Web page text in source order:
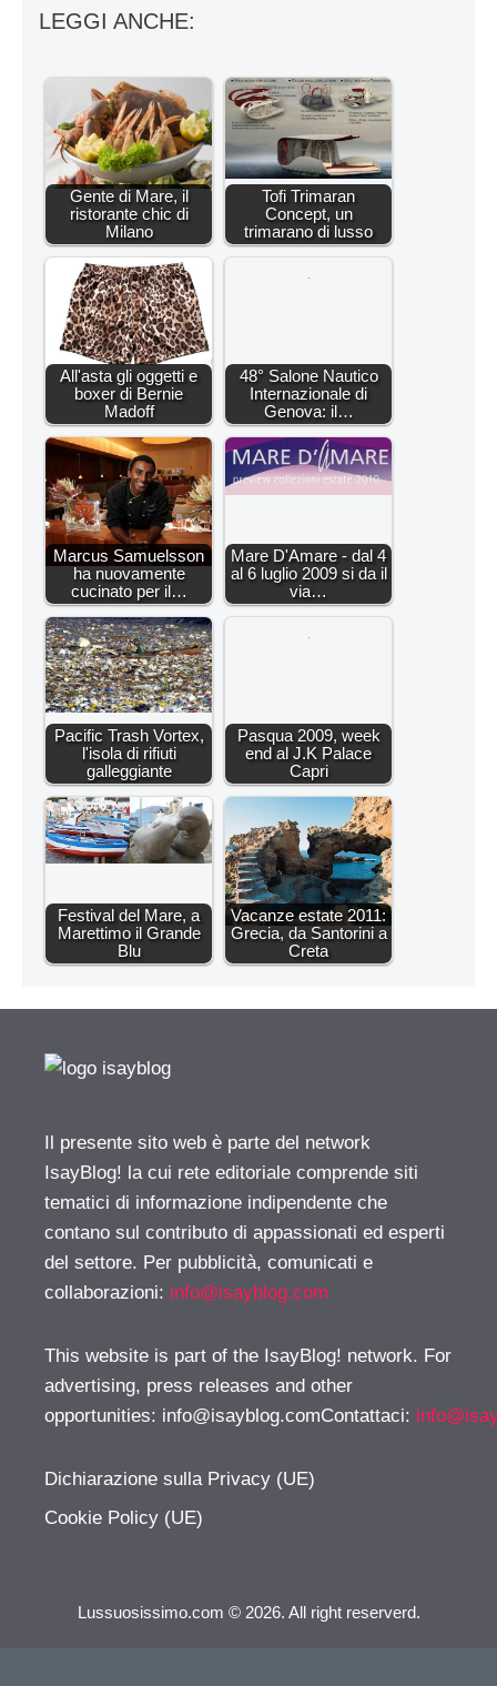
LEGGI ANCHE:
Gente di Mare, il
ristorante chic di
Milano
Tofi Trimaran
Concept, un
trimarano di lusso
All'asta gli oggetti e
boxer di Bernie
Madoff
48° Salone Nautico
Internazionale di
Genova: il…
Marcus Samuelsson
ha nuovamente
cucinato per il…
Mare D'Amare - dal 4
al 6 luglio 2009 si da il
via…
Pacific Trash Vortex,
l'isola di rifiuti
galleggiante
Pasqua 2009, week
end al J.K Palace
Capri
Festival del Mare, a
Marettimo il Grande
Blu
Vacanze estate 2011:
Grecia, da Santorini a
Creta
Il presente sito web è parte del network
IsayBlog! la cui rete editoriale comprende siti
tematici di informazione indipendente che
contano sul contributo di appassionati ed esperti
del settore. Per pubblicità, comunicati e
collaborazioni: info@isayblog.com
This website is part of the IsayBlog! network. For
advertising, press releases and other
opportunities: info@isayblog.comContattaci:
Dichiarazione sulla Privacy (UE)
Cookie Policy (UE)
Lussuosissimo.com © 2026. All right reserverd.